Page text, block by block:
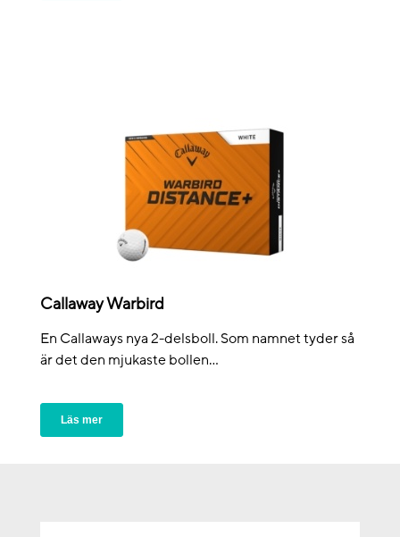
Callaway Warbird
En Callaways nya 2-delsboll. Som namnet tyder så
är det den mjukaste bollen...
Läs mer